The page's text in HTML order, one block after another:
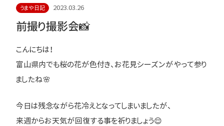
うまや日記 2023.03.26
前撮り撮影会📸
こんにちは！
富山県内でも桜の花が色付き、お花見シーズンがやって参り
ましたね🌸
今日は残念ながら花冷えとなってしまいましたが、
来週からお天気が回復する事を祈りましょう😌